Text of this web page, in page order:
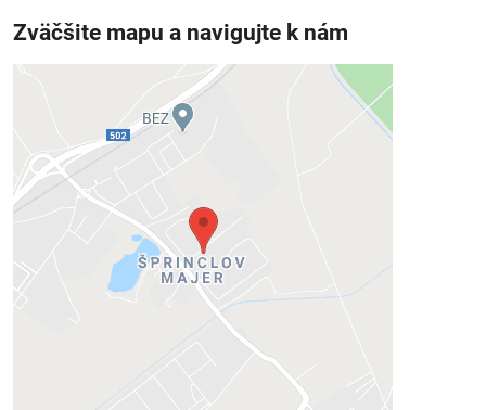
Zväčšite mapu a navigujte k nám
Externý obsah je blokovaný
Prajete si načítať externý obsah?
Povoliť tentokrát
Povoliť a zapamätať - súhlas s druhom
cookie: Funkčné
Otvoriť obsah v novom okne